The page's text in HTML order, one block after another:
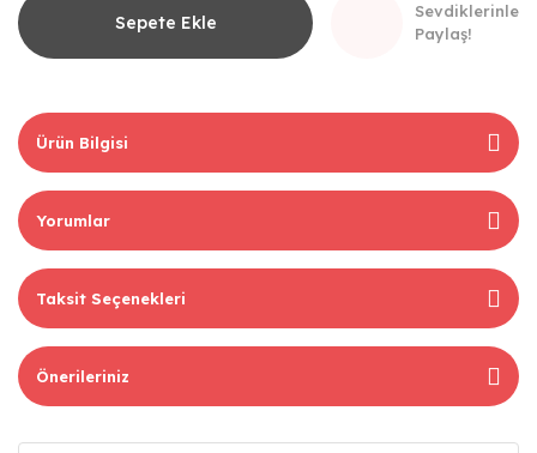
Sepete Ekle
Sevdiklerinle
Paylaş!
Ürün Bilgisi
Yorumlar
Taksit Seçenekleri
Önerileriniz